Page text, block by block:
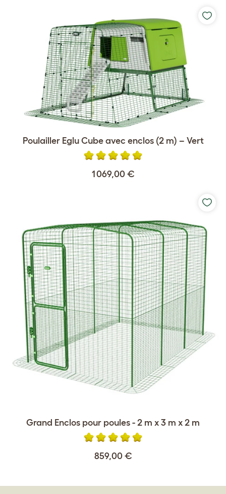
Poulailler Eglu Cube avec enclos (2 m) – Vert
1 069,00 €
Grand Enclos pour poules - 2 m x 3 m x 2 m
859,00 €